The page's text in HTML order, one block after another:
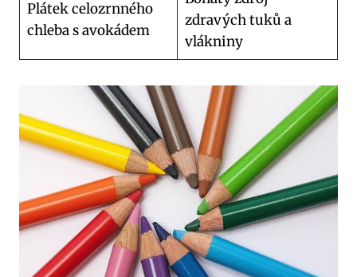
Plátek celozrnného
chleba s avokádem
zdravých tuků a
vlákniny